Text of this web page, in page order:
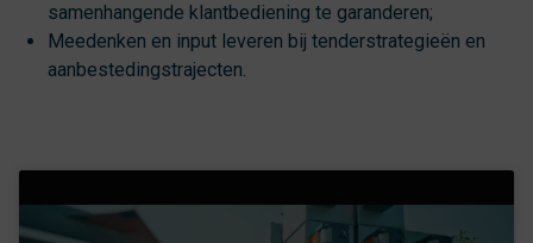
samenhangende klantbediening te garanderen;
Meedenken en input leveren bij tenderstrategieën en
aanbestedingstrajecten.